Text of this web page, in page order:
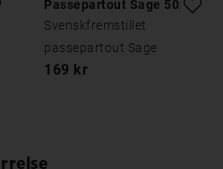
Passepartout Sage 50x70
Svenskfremstillet
passepartout Sage
169 kr